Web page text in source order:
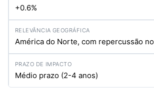
+0.6%
América do Norte, com repercussão
Médio prazo (2-4 anos)